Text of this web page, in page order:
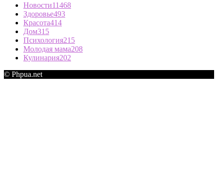
Новости11468
Здоровье493
Красота414
Дом315
Психология215
Молодая мама208
Кулинария202
© Phpua.net